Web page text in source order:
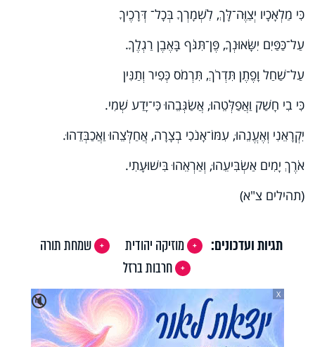
כִּי מַלְאָכָיו יְצַוֶּה־לָּךְ, לִשְׁמָרְךָ בְּכָל־ דְּרָכֶיךָ
עַל־כַּפַּיִם יִשָּׂאוּנְךָ, פֶּן־תִּגֹּף בָּאֶבֶן רַגְלֶךָ.
עַל־שַׁחַל וָפֶתֶן תִּדְרֹךְ, תִּרְמֹס כְּפִיר וְתַנִּין
כִּי בִי חָשַׁק וַאֲפַלְּטֵהוּ, אֲשַׂגְּבֵהוּ כִּי־יָדַע שְׁמִי.
יִקְרָאֵנִי וְאֶעֱנֵהוּ, עִמּוֹ־אָנֹכִי בְצָרָה, אֲחַלְּצֵהוּ וַאֲכַבְּדֵהוּ.
אֹרֶךְ יָמִים אַשְׂבִּיעֵהוּ, וְאַרְאֵהוּ בִּישׁוּעָתִי.
(תהילים צ"א)
תגיות ועדכונים: מוזיקה יהודית
שמחת תורה
חרבות ברזל
🔇
X